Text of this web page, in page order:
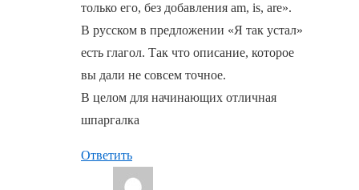
только его, без добавления am, is, are».
В русском в предложении «Я так устал»
есть глагол. Так что описание, которое
вы дали не совсем точное.
В целом для начинающих отличная
шпаргалка
Ответить